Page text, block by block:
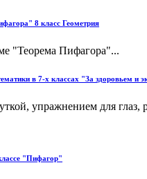
8 класс Геометрия
"Теорема Пифагора"...
в 7-х классах "За здоровьем и
упражнением для
"Пифагор"